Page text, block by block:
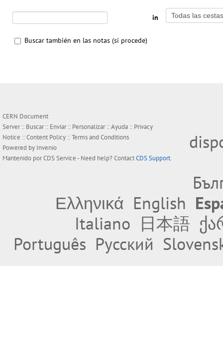
in
Buscar también en las notas (si procede)
CERN Document
Server :: Buscar:: Enviar:: Personalizar::Ayuda :: Privacy
Notice ::Content Policy ::Terms and Conditions
Powered by Invenio
Mantenido porCDS Service- Need help? ContactCDS Support.
Ελληνικά English
Italiano 日本語
Português Русский